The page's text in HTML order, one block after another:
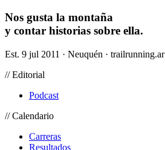
Nos gusta la montaña
y contar historias sobre ella.
Est. 9 jul 2011 · Neuquén · trailrunning.ar
// Editorial
Podcast
// Calendario
Carreras
Resultados